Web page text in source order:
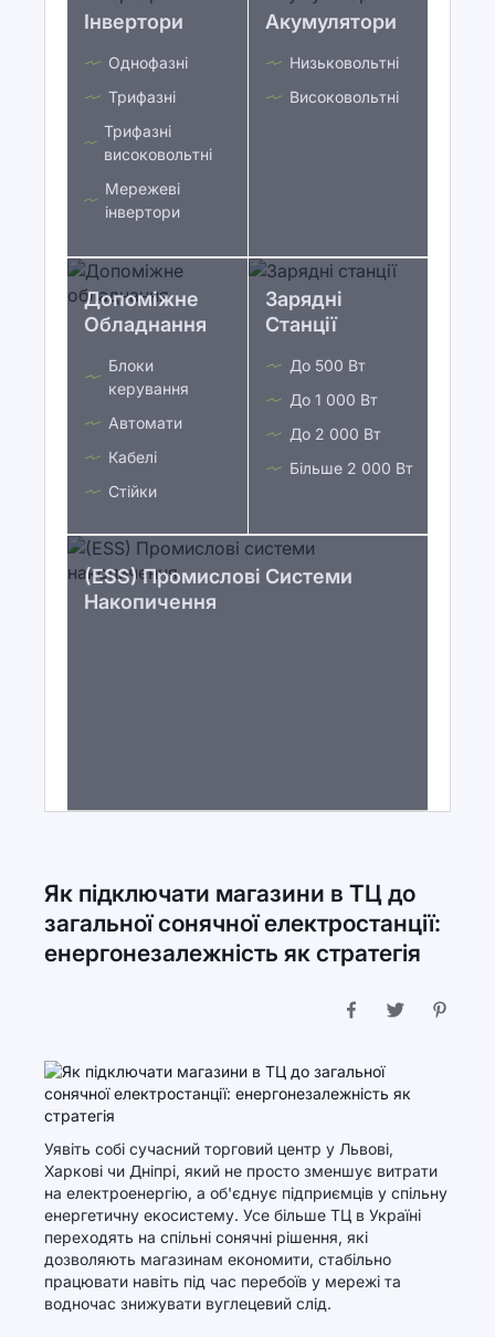
Інвертори
Однофазні
Трифазні
Трифазні
високовольтні
Мережеві
інвертори
Акумулятори
Низьковольтні
Високовольтні
Допоміжне
Обладнання
Блоки
керування
Автомати
Кабелі
Стійки
Зарядні
Станції
До 500 Вт
До 1 000 Вт
До 2 000 Вт
Більше 2 000 Вт
(ESS) Промислові Системи
Накопичення
Як підключати магазини в ТЦ до
загальної сонячної електростанції:
енергонезалежність як стратегія
Уявіть собі сучасний торговий центр у Львові,
Харкові чи Дніпрі, який не просто зменшує витрати
на електроенергію, а об'єднує підприємців у спільну
енергетичну екосистему. Усе більше ТЦ в Україні
переходять на спільні сонячні рішення, які
дозволяють магазинам економити, стабільно
працювати навіть під час перебоїв у мережі та
водночас знижувати вуглецевий слід.